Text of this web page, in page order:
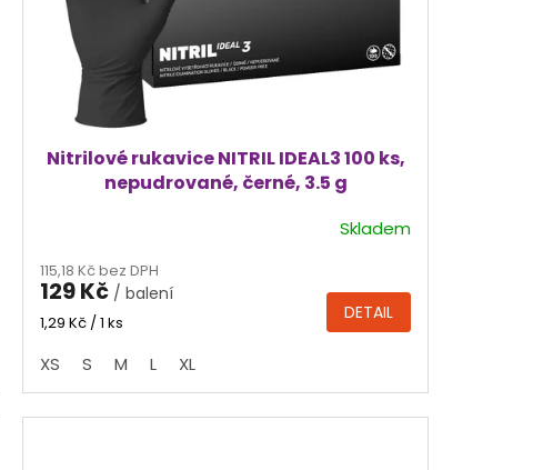
Nitrilové rukavice NITRIL IDEAL3 100 ks,
nepudrované, černé, 3.5 g
produktu
je
4,4
5
hvězdiček.
Skladem
115,18 Kč bez DPH
129 Kč / balení
Měrná
1,29 Kč / 1 ks DETAIL
XS S M L XL